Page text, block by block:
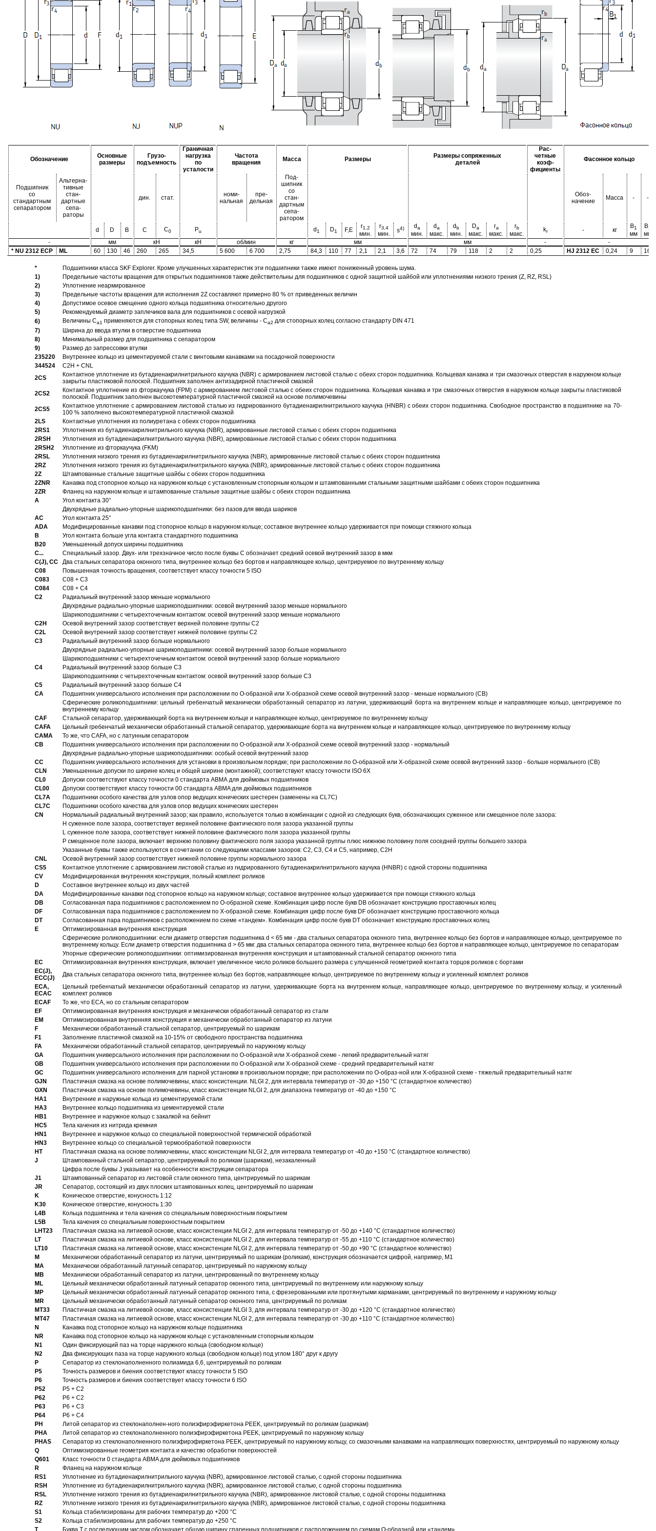
Обозначение
Основные
размеры
Грузо-
подъемность
Граничная
нагрузка
по
усталости
Частота
вращения
Масса Размеры
Размеры сопряженных
деталей
Рас-
четные
коэф-
фициенты
Фасонное кольцо
Подшипник
со
стандартным
сепаратором
Альтерна-
тивные
стан-
дартные
сепа-
раторы
дин. стат.
номи-
нальная
пре-
дельная
Под-
шипник
со
стан-
дартным
сепа-
ратором
Обоз-
начение
Масса - -
d D B C C0 Pu d1 D1 F,E
r1,2
мин.
r3,4
мин.
s4) da
мин.
da
макс.
d b
мин.
Da
макс.
ra
макс.
rb
макс.
kr - кг
B1
мм
B2
мм
-
мм кН кН об/мин кг мм мм -
-
* NU 2312 ECP
ML 60 130 46 260 265 34,5 5 600 6 700 2,75 84,3 110 77 2,1 2,1 3,6 72 74 79 118 2 2 0,25 HJ 2312 EC 0,24 9 16
*
Подшипники класса SKF Explorer. Кроме улучшенных характеристик эти подшипники также имеют пониженный уровень шума.
1)
Предельные частоты вращения для открытых подшипников также действительны для подшипников с одной защитной шайбой или уплотнениями низкого трения (Z, RZ, RSL)
2)
Уплотнение неармированное
3)
Предельные частоты вращения для исполнения 2Z составляют примерно 80 % от приведенных величин
4)
Допустимое осевое смещение одного кольца подшипника относительно другого
5)
Рекомендуемый диаметр заплечиков вала для подшипников с осевой нагрузкой
6)
Величины Ca1 применяются для стопорных колец типа SW, величины - Ca2 для стопорных колец согласно стандарту DIN 471
7)
Ширина до ввода втулки в отверстие подшипника
8)
Минимальный размер для подшипника с сепаратором
9)
Размер до запрессовки втулки
235220
Внутреннее кольцо из цементируемой стали с винтовыми канавками на посадочной поверхности
344524
C2H + CNL
2CS
Контактное уплотнение из бутадиенакрилнитрильного каучука (NBR) с армированием листовой сталью с обеих сторон подшипника. Кольцевая канавка и три смазочных отверстия в наружном кольце
закрыты пластиковой полоской. Подшипник заполнен антизадирной пластичной смазкой
2CS2
Контактное уплотнение из фторкаучука (FPM) с армированием листовой сталью с обеих сторон подшипника. Кольцевая канавка и три смазочных отверстия в наружном кольце закрыты пластиковой
полоской. Подшипник заполнен высокотемпературной пластичной смазкой на основе полимочевины
2CS5
Контактное уплотнение с армированием листовой сталью из гидрированного бутадиенакрилнитрильного каучука (HNBR) с обеих сторон подшипника. Свободное пространство в подшипнике на 70-
100 % заполнено высокотемпературной пластичной смазкой
2LS
Контактные уплотнения из полиуретана с обеих сторон подшипника
2RS1
Уплотнения из бутадиенакрилнитрильного каучука (NBR), армированные листовой сталью с обеих сторон подшипника
2RSH
Уплотнения из бутадиенакрилнитрильного каучука (NBR), армированные листовой сталью с обеих сторон подшипника
2RSH2
Уплотнение из фторкаучука (FKM)
2RSL
Уплотнения низкого трения из бутадиенакрилнитрильного каучука (NBR), армированные листовой сталью с обеих сторон подшипника
2RZ
Уплотнения низкого трения из бутадиенакрилнитрильного каучука (NBR), армированные листовой сталью с обеих сторон подшипника
2Z
Штампованные стальные защитные шайбы с обеих сторон подшипника
2ZNR
Канавка под стопорное кольцо на наружном кольце с установленным стопорным кольцом и штампованными стальными защитными шайбами с обеих сторон подшипника
2ZR
Фланец на наружном кольце и штампованные стальные защитные шайбы с обеих сторон подшипника
A
Угол контакта 30°
Двухрядные радиально-упорные шарикоподшипники: без пазов для ввода шариков
AC
Угол контакта 25°
ADA
Модифицированные канавки под стопорное кольцо в наружном кольце; составное внутреннее кольцо удерживается при помощи стяжного кольца
B
Угол контакта больше угла контакта стандартного подшипника
B20
Уменьшенный допуск ширины подшипника
C...
Специальный зазор. Двух- или трехзначное число после буквы С обозначает средний осевой внутренний зазор в мкм
C(J), CC
Два стальных сепаратора оконного типа, внутреннее кольцо без бортов и направляющее кольцо, центрируемое по внутреннему кольцу
C08
Повышенная точность вращения, соответствует классу точности 5 ISO
C083
C08 + C3
C084
C08 + C4
C2
Pадиальный внутренний зазор меньше нормального
Двухрядные радиально-упорные шарикоподшипники: осевой внутренний зазор меньше нормального
Шарикоподшипники с четырехточечным контактом: осевой внутренний зазор меньше нормального
C2H
Осевой внутренний зазор соответствует верхней половине группы C2
C2L
Осевой внутренний зазор соответствует нижней половине группы C2
C3
Pадиальный внутренний зазор больше нормального
Двухрядные радиально-упорные шарикоподшипники: осевой внутренний зазор больше нормального
Шарикоподшипники с четырехточечным контактом: осевой внутренний зазор больше нормального
C4
Pадиальный внутренний зазор больше C3
Шарикоподшипники с четырехточечным контактом: осевой внутренний зазор больше C3
C5
Pадиальный внутренний зазор больше C4
CA
Подшипник универсального исполнения при расположении по О-образной или Х-образной схеме осевой внутренний зазор - меньше нормального (CB)
Сферические роликоподшипники: цельный гребенчатый механически обработанный сепаратор из латуни, удерживающий борта на внутреннем кольце и направляющее кольцо, центрируемое по
внутреннему кольцу
CAF
Стальной сепаратор, удерживающий борта на внутреннем кольце и направляющее кольцо, центрируемое по внутреннему кольцу
CAFA
Цельный гребенчатый механически обработанный стальной сепаратор, удерживающие борта на внутреннем кольце и направляющее кольцо, центрируемое по внутреннему кольцу
CAMA
То же, что CAFA, но с латунным сепаратором
CB
Подшипник универсального исполнения при расположении по О-образной или Х-образной схеме осевой внутренний зазор - нормальный
Двухрядные радиально-упорные шарикоподшипники: особый осевой внутренний зазор
CC
Подшипник универсального исполнения для установки в произвольном порядке; при расположении по О-образной или Х-образной схеме осевой внутренний зазор - больше нормального (CB)
CLN
Уменьшенные допуски по ширине колец и общей ширине (монтажной); соответствуют классу точности ISO 6X
CL0
Допуски соответствуют классу точности 0 стандарта АВМА для дюймовых подшипников
CL00
Допуски соответствуют классу точности 00 стандарта ABMA для дюймовых подшипников
CL7A
Подшипники особого качества для узлов опор ведущих конических шестерен (заменены на CL7C)
CL7C
Подшипники особого качества для узлов опор ведущих конических шестерен
CN
Hормальный радиальный внутренний зазор; как правило, используется только в комбинации с одной из следующих букв, обозначающих суженное или смещенное поле зазора:
H суженное поле зазора, соответствует верхней половине фактического поля зазора указанной группы
L суженное поле зазора, соответствует нижней половине фактического поля зазора указанной группы
P смещенное поле зазора, включает верхнюю половину фактического поля зазора указанной группы плюс нижнюю половину поля соседней группы большего зазора
Указанные буквы также используются в сочетании со следующими классами зазоров: С2, C3, С4 и С5, например, С2Н
CNL
Осевой внутренний зазор соответствует нижней половине группы нормального зазора
CS5
Контактное уплотнение с армированием листовой сталью из гидрированного бутадиенакрилнитрильного каучука (HNBR) с одной стороны подшипника
CV
Модифицированная внутренняя конструкция, полный комплект роликов
D
Составное внутреннее кольцо из двух частей
DA
Модифицированные канавки под стопорное кольцо на наружном кольце; составное внутреннее кольцо удерживается при помощи стяжного кольца
DB
Согласованная пара подшипников с расположением по О-образной схеме. Комбинация цифр после букв DB обозначает конструкцию проставочных колец
DF
Согласованная пара подшипников с расположением по Х-образной схеме. Комбинация цифр после букв DF обозначает конструкцию проставочного кольца
DT
Согласованная пара подшипников с расположением по схеме «тандем». Комбинация цифр после букв DT обозначает конструкцию проставочных колец
E
Оптимизированная внутренняя конструкция
Сферические роликоподшипники: если диаметр отверстия подшипника d < 65 мм - два стальных сепаратора оконного типа, внутреннее кольцо без бортов и направляющее кольцо, центрируемое по
внутреннему кольцу. Если диаметр отверстия подшипника d > 65 мм: два стальных сепаратора оконного типа, внутреннее кольцо без бортов и направляющее кольцо, центрируемое по сепараторам
Упорные сферические роликоподшипники: оптимизированная внутренняя конструкция и штампованный стальной сепаратор оконного типа
EC
Oптимизированная внутренняя конструкция, включает увеличенное число роликов большего размера с улучшенной геометрией контакта торцов роликов с бортами
EC(J),
ECC(J)
Два стальных сепаратора оконного типа, внутреннее кольцо без бортов, направляющее кольцо, центрируемое по внутреннему кольцу и усиленный комплект роликов
ECA,
ECAC
Цельный гребенчатый механически обработанный сепаратор из латуни, удерживающие борта на внутреннем кольце, направляющее кольцо, центрируемое по внутреннему кольцу, и усиленный
комплект роликов
ECAF
То же, что ECA, но со стальным сепаратором
EF
Оптимизированная внутренняя конструкция и механически обработанный сепаратор из стали
EM
Оптимизированная внутренняя конструкция и механически обработанный сепаратор из латуни
F
Механически обработанный стальной сепаратор, центрируемый по шарикам
F1
Заполнение пластичной смазкой на 10-15% от свободного пространства подшипника
FA
Механически обработанный стальной сепаратор, центрируемый по наружному кольцу
GA
Подшипник универсального исполнения при расположении по О-образной или Х-образной схеме - легкий предварительный натяг
GB
Подшипник универсального исполнения при расположении по О-образной или Х-образной схеме - средний предварительный натяг
GC
Подшипник универсального исполнения для парной установки в произвольном порядке; при расположении по О-образ-ной или Х-образной схеме - тяжелый предварительный натяг
GJN
Пластичная смазка на основе полимочевины, класс консистенции. NLGI 2, для интервала температур от -30 до +150 °C (стандартное количество)
GXN
Пластичная смазка на основе полимочевины, класс консистенции NLGI 2, для диапазона температур от -40 до +150 °C
HA1
Внутренние и наружные кольца из цементируемой стали
HA3
Bнутреннее кольцо подшипника из цементируемой стали
HB1
Bнутреннее и наружное кольцо с закалкой на бейнит
HC5
Тела качения из нитрида кремния
HN1
Bнутреннее и наружное кольцо со специальной поверхностной термической обработкой
HN3
Внутреннее кольцо со специальной термообработкой поверхности
HT
Пластичная смазка на основе полимочевины, класс консистенции NLGI 2, для интервала температур от -40 до +150 °C (стандартное количество)
J
Штампованный стальной сепаратор, центрируемый по роликам (шарикам), незакаленный
Цифра после буквы J указывает на особенности конструкции сепаратора
J1
Штампованный сепаратор из листовой стали оконного типа, центрируемый по шарикам
JR
Сепаратор, состоящий из двух плоских штампованных колец, центрируемый по шарикам
K
Коническое отверстие, конусность 1:12
K30
Коническое отверстие, конусность 1:30
L4B
Кольца подшипника и тела качения со специальным поверхностным покрытием
L5B
Тела качения со специальным поверхностным покрытием
LHT23
Пластичная смазка на литиевой основе, класс консистенции NLGI 2, для интервала температур от -50 до +140 °C (стандартное количество)
LT
Пластичная смазка на литиевой основе, класс консистенции NLGI 2, для интервала температур от -55 до +110 °C (стандартное количество)
LT10
Пластичная смазка на литиевой основе, класс консистенции NLGI 2, для интервала температур от -50 до +90 °C (стандартное количество)
M
Механически обработанный сепаратор из латуни, центрируемый по шарикам (роликам), конструкция обозначается цифрой, например, M1
MA
Механически обработанный латунный сепаратор, центрируемый по наружному кольцу
MB
Механически обработанный сепаратор из латуни, центрированный по внутреннему кольцу
ML
Цельный механически обработанный латунный сепаратор оконного типа, центрируемый по внутреннему или наружному кольцу
MP
Цельный механически обработанный латунный сепаратор оконного типа, с фрезерованными или протянутыми карманами, центрируемый по внутреннему и наружному кольцу
MR
Цельный механически обработанный латунный сепаратор оконного типа, центрируемый по роликам
MT33
Пластичная смазка на литиевой основе, класс консистенции NLGI 3, для интервала температур от -30 до +120 °C (стандартное количество)
MT47
Пластичная смазка на литиевой основе, класс консистенции NLGI 2, для интервала температур от -30 до +110 °C (стандартное количество)
N
Канавка под стопорное кольцо на наружном кольце подшипника
NR
Канавка под стопорное кольцо на наружном кольце с установленным стопорным кольцом
N1
Один фиксирующий паз на торце наружного кольца (свободном кольце)
N2
Два фиксирующих паза на торце наружного кольца (свободном кольце) под углом 180° друг к другу
P
Cепаратор из стеклонаполненного полиамида 6,6, центрируемый по роликам
P5
Точность размеров и биения соответствуют классу точности 5 ISO
P6
Точность размеров и биения соответствует классу точности 6 ISO
P52
P5 + C2
P62
P6 + C2
P63
P6 + C3
P64
P6 + C4
PH
Литой сепаратор из стеклонаполнен-ного полиэфирэфиркетона PEEK, центрируемый по роликам (шарикам)
PHA
Литой сепаратор из стеклонаполненного полиэфирэфиркетона PEEK, центрируемый по наружному кольцу
PHAS
Сепаратор из стеклонаполненного полиэфирэфиркетона PEEK, центрируемый по наружному кольцу, со смазочными канавками на направляющих поверхностях, центрируемый по наружному кольцу
Q
Оптимизированные геометрия контакта и качество обработки поверхностей
Q601
Класс точности 0 стандарта ABMA для дюймовых подшипников
R
Фланец на наружном кольце
RS1
Уплотнение из бутадиенакрилнитрильного каучука (NBR), армированное листовой сталью, с одной стороны подшипника
RSH
Уплотнение из бутадиенакрилнитрильного каучука (NBR), армированное листовой сталью, с одной стороны подшипника
RSL
Уплотнение низкого трения из бутадиенакрилнитрильного каучука (NBR), армированное листовой сталью, с одной стороны подшипника
RZ
Уплотнение низкого трения из бутадиенакрилнитрильного каучука (NBR), армированное листовой сталью, с одной стороны подшипника
S1
Кольца стабилизированы для рабочих температур до +200 °C
S2
Кольца стабилизированы для рабочих температур до +250 °C
T
Буква T с последующим числом обозначает общую ширину спаренных подшипников с расположением по схемам О-образной или «тандем»